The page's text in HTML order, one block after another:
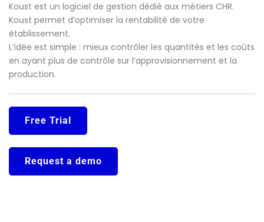
Koust est un logiciel de gestion dédié aux métiers CHR.
Koust permet d’optimiser la rentabilité de votre
établissement.
L’idée est simple : mieux contrôler les quantités et les coûts
en ayant plus de contrôle sur l’approvisionnement et la
production.
Free Trial
Request a demo